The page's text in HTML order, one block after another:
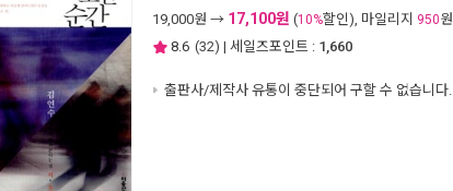
19,000원 → 17,100원 (10%할인), 마일리지 950원
8.6 (32) | 세일즈포인트 : 1,660
출판사/제작사 유통이 중단되어 구할 수 없습니다.